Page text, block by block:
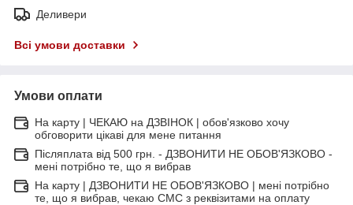
Деливери
Всі умови доставки
Умови оплати
На карту | ЧЕКАЮ на ДЗВІНОК | обов'язково хочу
обговорити цікаві для мене питання
Післяплата від 500 грн. - ДЗВОНИТИ НЕ ОБОВ'ЯЗКОВО -
мені потрібно те, що я вибрав
На карту | ДЗВОНИТИ НЕ ОБОВ'ЯЗКОВО | мені потрібно
те, що я вибрав, чекаю СМС з реквізитами на оплату